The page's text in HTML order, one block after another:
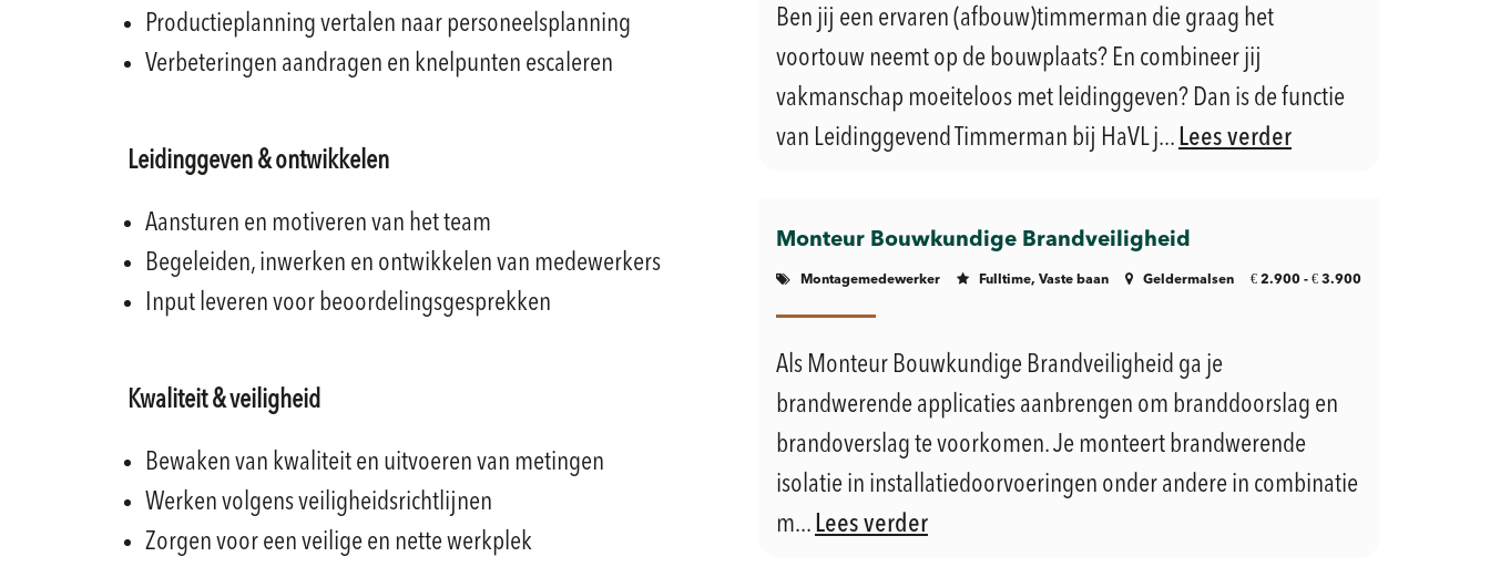
Productieplanning vertalen naar personeelsplanning
Verbeteringen aandragen en knelpunten escaleren
Leidinggeven & ontwikkelen
Aansturen en motiveren van het team
Begeleiden, inwerken en ontwikkelen van medewerkers
Input leveren voor beoordelingsgesprekken
Kwaliteit & veiligheid
Bewaken van kwaliteit en uitvoeren van metingen
Werken volgens veiligheidsrichtlijnen
Zorgen voor een veilige en nette werkplek
Ben jij een ervaren (afbouw)timmerman die graag het
voortouw neemt op de bouwplaats? En combineer jij
vakmanschap moeiteloos met leidinggeven? Dan is de functie
van Leidinggevend Timmerman bij HaVL j... Lees verder
Monteur Bouwkundige Brandveiligheid
Montagemedewerker Fulltime, Vaste baan Geldermalsen € 2.900 - € 3.900
Als Monteur Bouwkundige Brandveiligheid ga je
brandwerende applicaties aanbrengen om branddoorslag en
brandoverslag te voorkomen. Je monteert brandwerende
isolatie in installatiedoorvoeringen onder andere in combinatie
m... Lees verder